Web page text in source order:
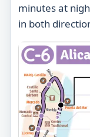
minutes at
in both